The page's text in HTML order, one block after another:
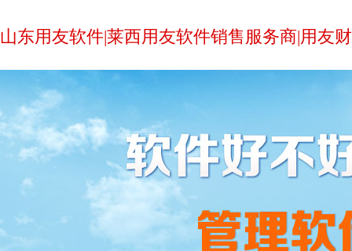
山东用友软件|莱西用友软件销售服务商|用友